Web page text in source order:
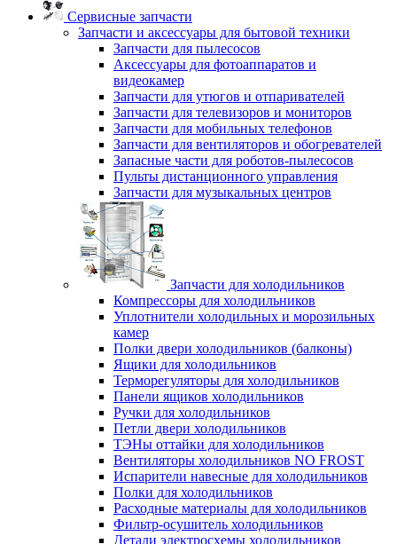
Сервисные запчасти
Запчасти и аксессуары для бытовой техники
Запчасти для пылесосов
Аксессуары для фотоаппаратов и
видеокамер
Запчасти для утюгов и отпаривателей
Запчасти для телевизоров и мониторов
Запчасти для мобильных телефонов
Запчасти для вентиляторов и обогревателей
Запасные части для роботов-пылесосов
Пульты дистанционного управления
Запчасти для музыкальных центров
Запчасти для холодильников
Компрессоры для холодильников
Уплотнители холодильных и морозильных
камер
Полки двери холодильников (балконы)
Ящики для холодильников
Терморегуляторы для холодильников
Панели ящиков холодильников
Ручки для холодильников
Петли двери холодильников
ТЭНы оттайки для холодильников
Вентиляторы холодильников NO FROST
Испарители навесные для холодильников
Полки для холодильников
Расходные материалы для холодильников
Фильтр-осушитель холодильников
Детали электросхемы холодильников